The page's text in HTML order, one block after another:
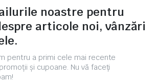
noastre pentru
articole noi, vânzări
pentru a primi cele mai recente
și cupoane. Nu vă faceți